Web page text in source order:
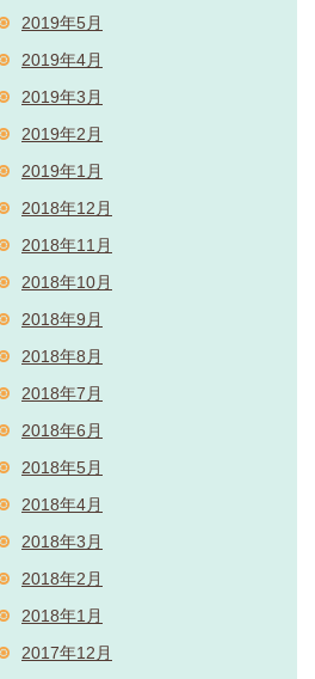
2019年5月
2019年4月
2019年3月
2019年2月
2019年1月
2018年12月
2018年11月
2018年10月
2018年9月
2018年8月
2018年7月
2018年6月
2018年5月
2018年4月
2018年3月
2018年2月
2018年1月
2017年12月